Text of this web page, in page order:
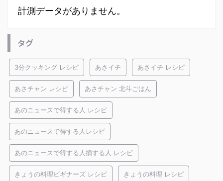
計測データがありません。
タグ
3分クッキング レシピ あさイチ あさイチ レシピ
あさチャン レシピ あさチャン 北斗ごはん
あのニュースで得する人 レシピ
あのニュースで得する人レシピ
あのニュースで得する人損する人 レシピ
きょうの料理ビギナーズ レシピ きょうの料理 レシピ